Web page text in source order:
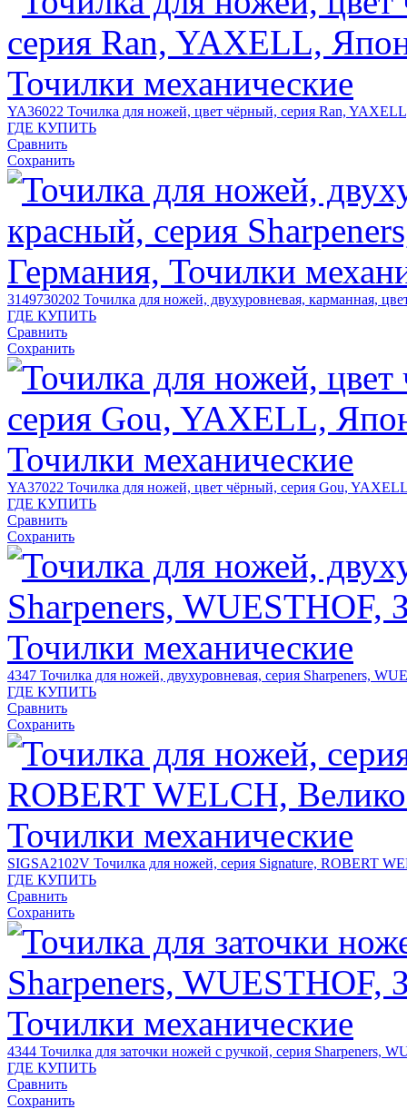
YA36022 Точилка для ножей, цвет чёрный, серия Ran,
ГДЕ КУПИТЬ
Сравнить
Сохранить
3149730202 Точилка для ножей, двухуровневая, карманная,
ГДЕ КУПИТЬ
Сравнить
Сохранить
YA37022 Точилка для ножей, цвет чёрный, серия Gou,
ГДЕ КУПИТЬ
Сравнить
Сохранить
4347 Точилка для ножей, двухуровневая, серия Sharpeners,
ГДЕ КУПИТЬ
Сравнить
Сохранить
SIGSA2102V Точилка для ножей, серия Signature, ROBERT
ГДЕ КУПИТЬ
Сравнить
Сохранить
4344 Точилка для заточки ножей с ручкой, серия Sharpeners,
ГДЕ КУПИТЬ
Сравнить
Сохранить